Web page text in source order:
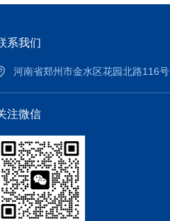
系我们
河南省郑州市金水区花园北路116号
注微信